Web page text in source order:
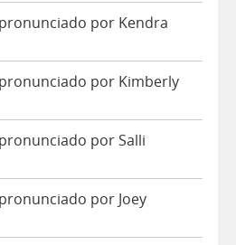
por Kendra
por Kimberly
por Salli
por Joey